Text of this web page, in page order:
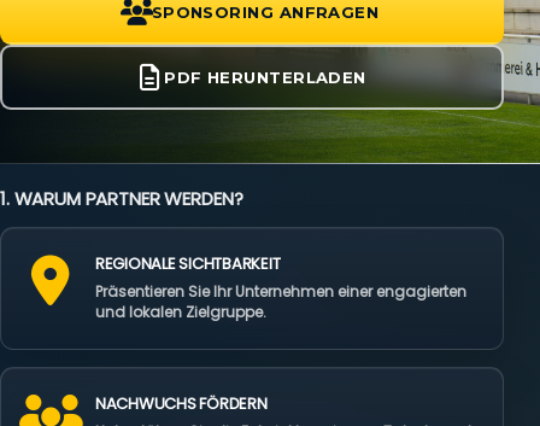
SPONSORING ANFRAGEN
PDF HERUNTERLADEN
1. WARUM PARTNER WERDEN?
REGIONALE SICHTBARKEIT
Präsentieren Sie Ihr Unternehmen einer engagierten
und lokalen Zielgruppe.
NACHWUCHS FÖRDERN